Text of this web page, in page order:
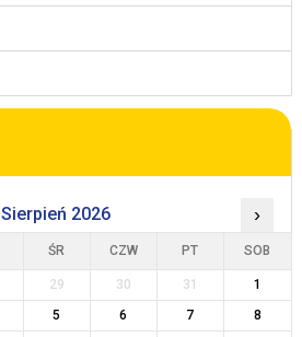
Sierpień 2026 ›
ŚR CZW PT SOB
29 30 31
1
5 6 7
8